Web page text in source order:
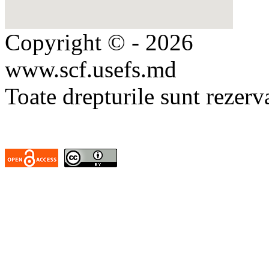
Copyright © - 2026
www.scf.usefs.md
Toate drepturile sunt